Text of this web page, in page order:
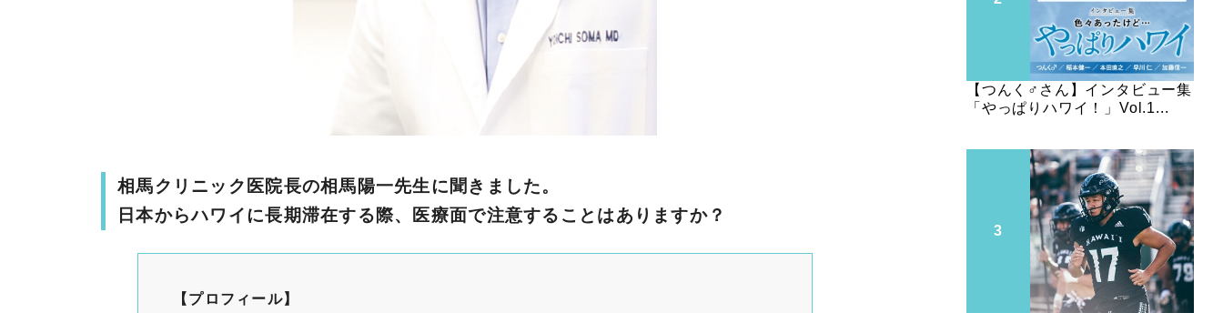
相馬クリニック医院長の相馬陽一先生に聞きました。
日本からハワイに長期滞在する際、医療面で注意することはありますか？
【プロフィール】
【つんく♂さん】インタビュー集
「やっぱりハワイ！」Vol.1...